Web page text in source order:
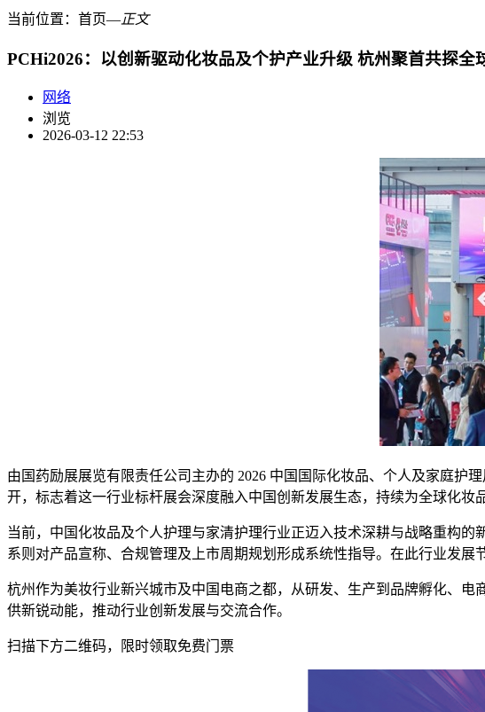
当前位置： 首页―正文
PCHi2026：以创新驱动化妆品及个护产业升级 杭州聚首共探全
网络
浏览
2026-03-12 22:53
由国药励展展览有限责任公司主办的 2026 中国国际化妆品、个人及家庭护
开，标志着这一行业标杆展会深度融入中国创新发展生态，持续为全球化妆
当前，中国化妆品及个人护理与家清护理行业正迈入技术深耕与战略重构
系则对产品宣称、合规管理及上市周期规划形成系统性指导。在此行业发展
杭州作为美妆行业新兴城市及中国电商之都，从研发、生产到品牌孵化、
供新锐动能，推动行业创新发展与交流合作。
扫描下方二维码，限时领取免费门票